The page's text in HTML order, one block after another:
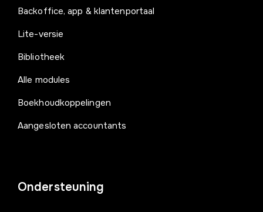
Backoffice, app & klantenportaal
Lite-versie
Bibliotheek
Alle modules
Boekhoudkoppelingen
Aangesloten accountants
Ondersteuning